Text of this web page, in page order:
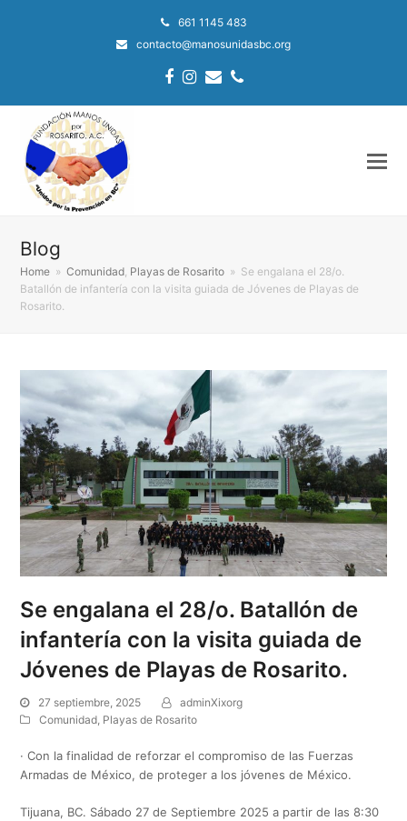
661 1145 483
contacto@manosunidasbc.org
Facebook
Instagram
EmailPhone
Blog
Home » Comunidad, Playas de Rosarito » Se engalana el 28/o.
Batallón de infantería con la visita guiada de Jóvenes de Playas de
Rosarito.
Se engalana el 28/o. Batallón de
infantería con la visita guiada de
Jóvenes de Playas de Rosarito.
27 septiembre, 2025
adminXixorg
Comunidad, Playas de Rosarito
· Con la finalidad de reforzar el compromiso de las Fuerzas
Armadas de México, de proteger a los jóvenes de México.
Tijuana, BC. Sábado 27 de Septiembre 2025 a partir de las 8:30